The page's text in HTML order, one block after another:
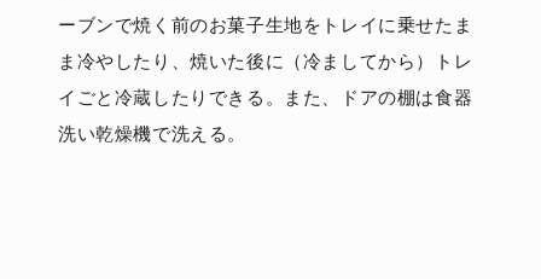
ーブンで焼く前のお菓子生地をトレイに乗せたま
ま冷やしたり、焼いた後に（冷ましてから）トレ
イごと冷蔵したりできる。また、ドアの棚は食器
洗い乾燥機で洗える。